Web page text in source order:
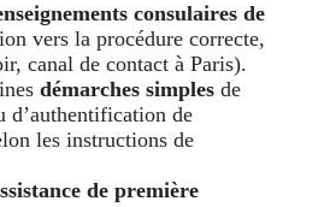
consulaires de
vers la procédure correcte,
canal de contact à Paris).
démarches simples de
d’authentification de
les instructions de
de première